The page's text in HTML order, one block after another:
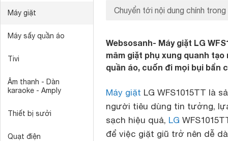
Máy giặt
Máy sấy quần áo
Tivi
Âm thanh - Dàn
karaoke - Amply
Thiết bị sưởi
Quạt điện
Chuyển tới nội dung chính trong
Websosanh- Máy giặt LG
mâm giặt phụ xung quanh
quần áo, cuốn đi mọi bụi
Máy giặt LG WFS1015TT là
người tiêu dùng tin tưởng,
sạch hiệu quả, LG
để việc giặt giũ trở nên dễ